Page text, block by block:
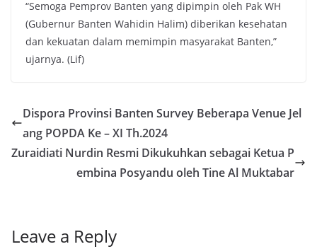
“Semoga Pemprov Banten yang dipimpin oleh Pak WH
(Gubernur Banten Wahidin Halim) diberikan kesehatan
dan kekuatan dalam memimpin masyarakat Banten,”
ujarnya. (Lif)
Dispora Provinsi Banten Survey Beberapa Venue Jel
ang POPDA Ke – XI Th.2024
Zuraidiati Nurdin Resmi Dikukuhkan sebagai Ketua P
embina Posyandu oleh Tine Al Muktabar
Leave a Reply